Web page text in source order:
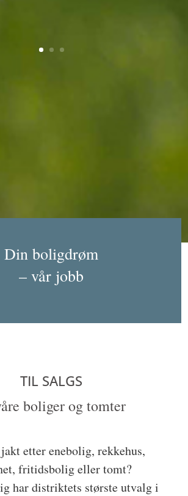
Din boligdrøm
– vår jobb
TIL SALGS
boliger og tomter
etter enebolig, rekkehus,
fritidsbolig eller tomt?
har distriktets største utvalg i